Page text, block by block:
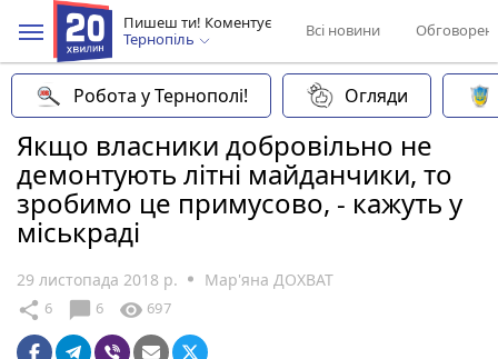
Пишеш ти! Коментує
Тернопіль
Всі новини
Робота у Тернополі! Огляди
Якщо власники добровільно не
демонтують літні майданчики, то
зробимо це примусово, - кажуть у
міськраді
29 листопада 2018 р. Мар'яна ДОХВАТ
share 6 chat_bubble 6 visibility 697